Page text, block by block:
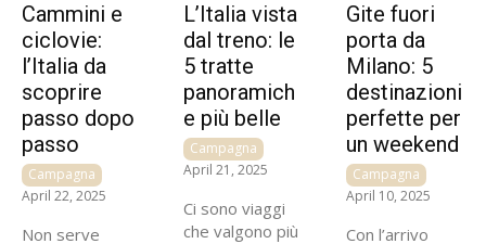
Cammini e
ciclovie:
l’Italia da
scoprire
passo dopo
passo
Campagna
April 22, 2025
Non serve
L’Italia vista
dal treno: le
5 tratte
panoramich
e più belle
Campagna
April 21, 2025
Ci sono viaggi
che valgono più
Gite fuori
porta da
Milano: 5
destinazioni
perfette per
un weekend
Campagna
April 10, 2025
Con l’arrivo